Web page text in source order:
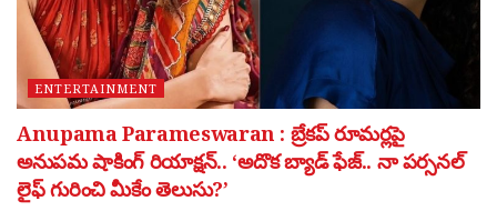
ENTERTAINMENT
Anupama Parameswaran : బ్రేకప్ రూమర్లపై
అనుపమ షాకింగ్ రియాక్షన్.. ‘అదొక బ్యాడ్ ఫేజ్.. నా పర్సనల్
లైఫ్ గురించి మీకేం తెలుసు?’